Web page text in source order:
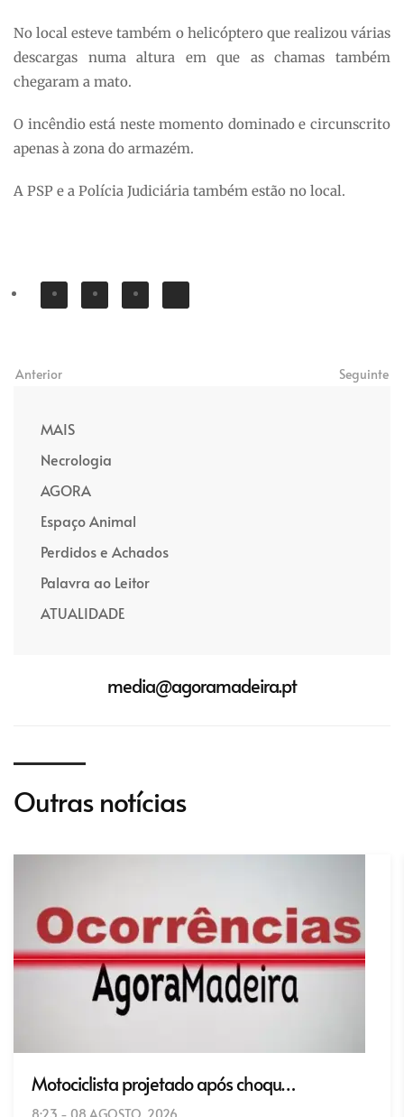
No local esteve também o helicóptero que realizou várias
descargas numa altura em que as chamas também
chegaram a mato.
O incêndio está neste momento dominado e circunscrito
apenas à zona do armazém.
A PSP e a Polícia Judiciária também estão no local.
Anterior Seguinte
MAIS
Necrologia
AGORA
Espaço Animal
Perdidos e Achados
Palavra ao Leitor
ATUALIDADE
media@agoramadeira.pt
Outras notícias
Motociclista projetado após choqu…